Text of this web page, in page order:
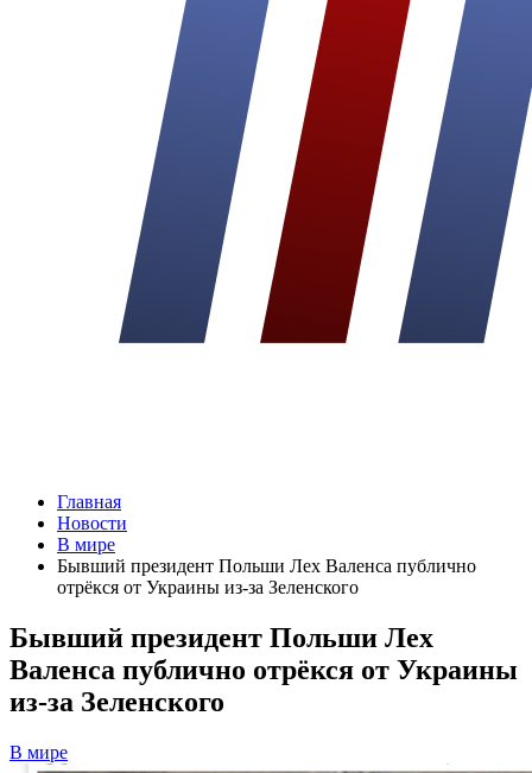
Главная
Новости
В мире
Бывший президент Польши Лех Валенса публично
отрёкся от Украины из-за Зеленского
Бывший президент Польши Лех
Валенса публично отрёкся от Украины
из-за Зеленского
В мире